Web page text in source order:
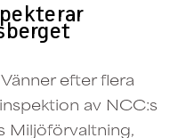
efter flera
av NCC:s
Miljöförvaltning,